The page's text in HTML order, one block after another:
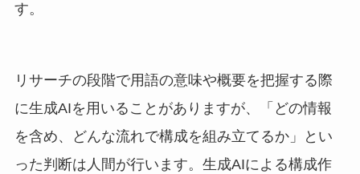
す。
リサーチの段階で用語の意味や概要を把握する際
に生成AIを用いることがありますが、「どの情報
を含め、どんな流れで構成を組み立てるか」とい
った判断は人間が行います。生成AIによる構成作